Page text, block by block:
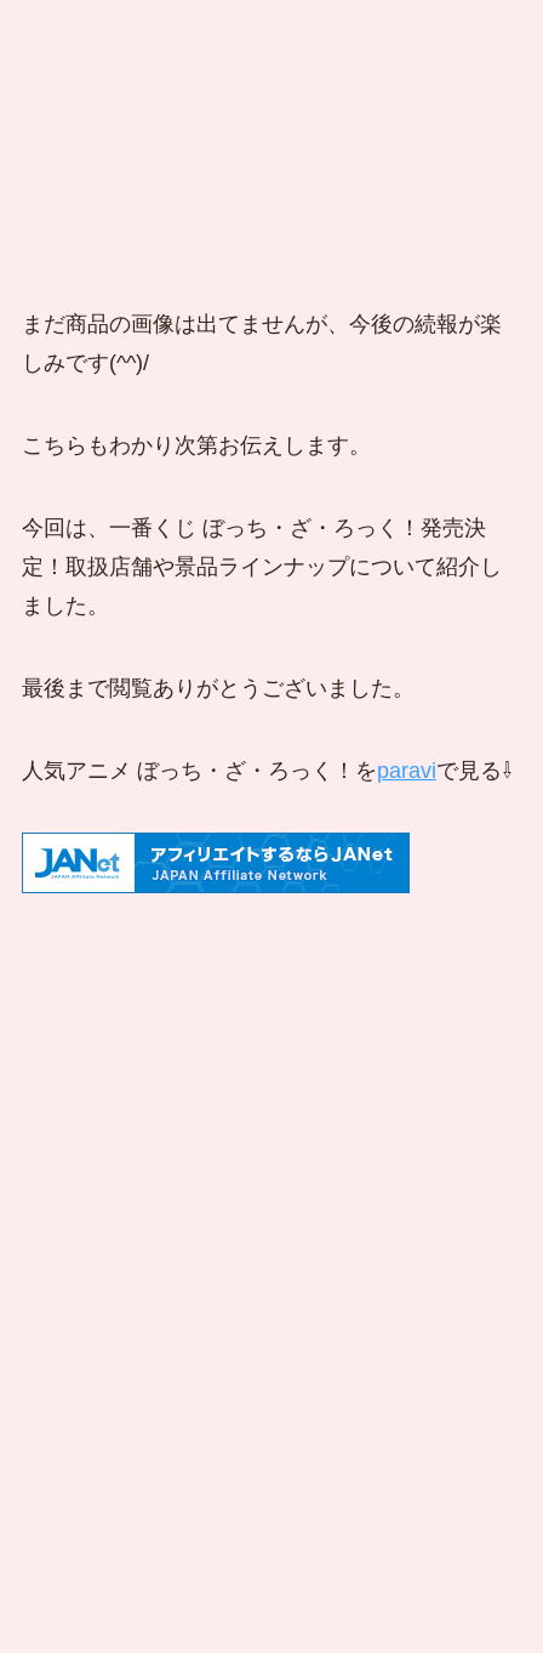
まだ商品の画像は出てませんが、今後の続報が楽
しみです(^^)/
こちらもわかり次第お伝えします。
今回は、一番くじ ぼっち・ざ・ろっく！発売決
定！取扱店舗や景品ラインナップについて紹介し
ました。
最後まで閲覧ありがとうございました。
人気アニメ ぼっち・ざ・ろっく！をparaviで見る⇩